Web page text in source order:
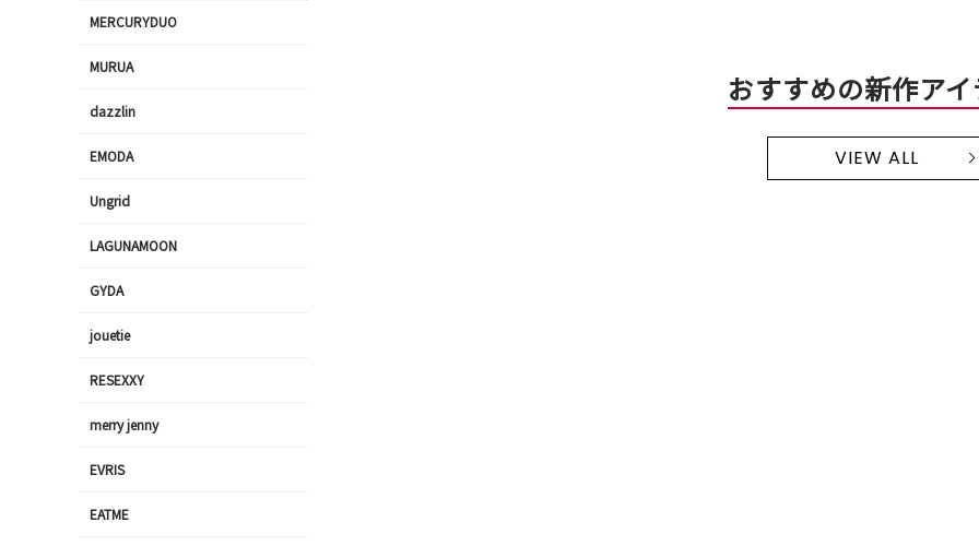
おすすめの新作ア
VIEW ALL
MERCURYDUO
MURUA
dazzlin
EMODA
Ungrid
LAGUNAMOON
GYDA
jouetie
RESEXXY
merry jenny
EVRIS
EATME